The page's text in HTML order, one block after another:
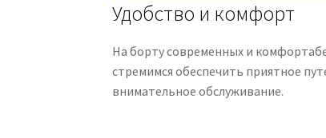
Удобство и комфорт
На борту современных и
стремимся обеспечить приятное
внимательное обслуживание.